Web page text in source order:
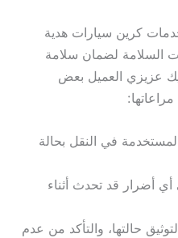
كرين سيارات هدية
السلامة لضمان سلامة
عزيزي العميل بعض
في النقل بحالة
أضرار قد تحدث أثناء
حالتها، والتأكد من عدم